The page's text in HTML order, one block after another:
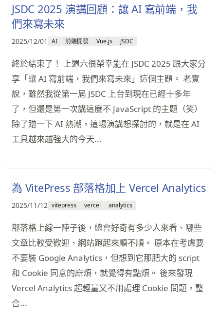
JSDC 2025 演講回顧：讓 AI 寫前端，我
們來寫未來
2025/12/01 AI 前端開發 Vue.js JSDC
終於結束了！ 上週六很榮幸能在 JSDC 2025 跟大家分
享「讓 AI 寫前端，我們來寫未來」這個主題。 老實
說，雖然我從第一屆 JSDC 上台到現在已經十多年
了，但還是第一次講這麼不 JavaScript 的主題（笑）
除了蹭一下 AI 熱潮，這場演講想探討的，就是在 AI
工具越來越強大的今天...
為 VitePress 部落格加上 Vercel Analytics
2025/11/12 vitepress vercel analytics
部落格上線一陣子後，總會好奇有多少人來看、哪些
文章比較受歡迎、網站跑起來順不順。 原本在考慮要
不要裝 Google Analytics，但想到它那肥大的 script
和 Cookie 同意的麻煩，就覺得有點煩。 後來發現
Vercel Analytics 超輕量又不用處理 Cookie 問題，整
合...